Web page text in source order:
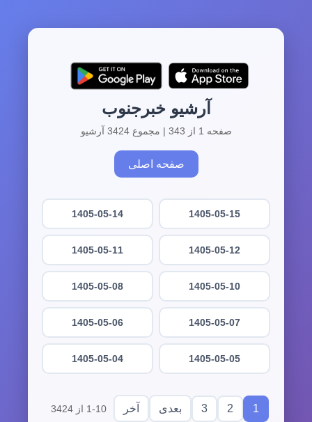
آرشیو خبرجنوب
صفحه 1 از 343 | مجموع 3424 آرشیو
صفحه اصلی
1405-05-15
1405-05-14
1405-05-12
1405-05-11
1405-05-10
1405-05-08
1405-05-07
1405-05-06
1405-05-05
1405-05-04
1
2
3 بعدی آخر 1-10 از 3424